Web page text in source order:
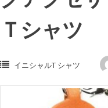
Ｔシャツ
イニシャルT シャツ